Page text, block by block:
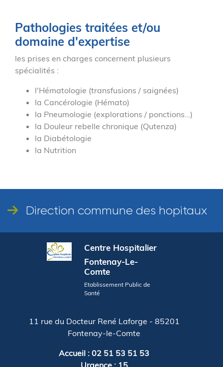
Pathologies traitées et/ou
domaine d'expertise
les prises en charges concernent plusieurs
spécialités :
l'Hématologie (transfusions / saignées)
la Cancérologie (Hémato)
la Pneumologie (explorations / ponctions…)
la Douleur rebelle chronique (Qutenza)
la Diabétologie
la Nutrition
Direction commune des hopitaux
Centre Hospitalier
Fontenay-Le-
Comte
Etablissement Public de
Santé
11 rue du Docteur René Laforge - 85201
Fontenay-le-Comte
Accueil : 02 51 53 51 53
Urgence : 15